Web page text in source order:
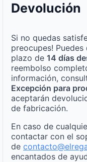
Devolución
Si no quedas
preocupes!
plazo de 14 días
reembolso
información,
Excepción para
aceptarán
de fabricación.
En caso de
contactar con el
de
encantados de